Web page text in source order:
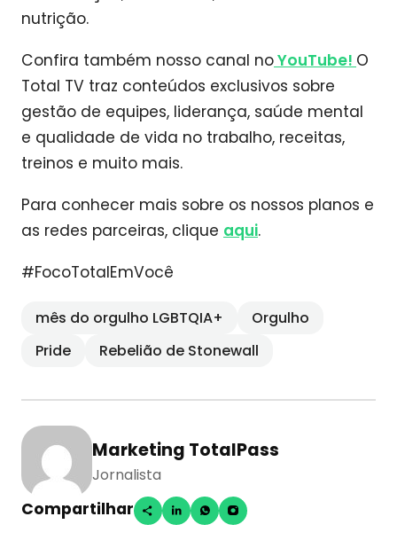
nutrição.
Confira também nosso canal noYouTube! O
Total TV traz conteúdos exclusivos sobre
gestão de equipes, liderança, saúde mental
e qualidade de vida no trabalho, receitas,
treinos e muito mais.
Para conhecer mais sobre os nossos planos e
as redes parceiras, clique aqui.
#FocoTotalEmVocê
mês do orgulho LGBTQIA+
Orgulho
Pride
Rebelião de Stonewall
Marketing TotalPass
Jornalista
Compartilhar